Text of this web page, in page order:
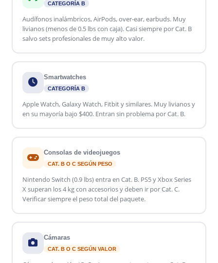
CATEGORÍA B
Audífonos inalámbricos, AirPods, over-ear, earbuds. Muy
livianos (menos de 0.5 lbs con caja). Casi siempre por Cat. B
salvo sets profesionales de muy alto valor.
Smartwatches
CATEGORÍA B
Apple Watch, Galaxy Watch, Fitbit y similares. Muy livianos y
en su mayoría bajo $400. Entran sin problema por Cat. B.
Consolas de videojuegos
CAT. B O C SEGÚN PESO
Nintendo Switch (0.9 lbs) entra en Cat. B. PS5 y Xbox Series
X superan los 4 kg con accesorios y deben ir por Cat. C.
Verificar siempre el peso total del paquete.
Cámaras
CAT. B O C SEGÚN VALOR